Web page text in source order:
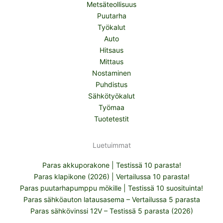
Metsäteollisuus
Puutarha
Työkalut
Auto
Hitsaus
Mittaus
Nostaminen
Puhdistus
Sähkötyökalut
Työmaa
Tuotetestit
Luetuimmat
Paras akkuporakone | Testissä 10 parasta!
Paras klapikone (2026) | Vertailussa 10 parasta!
Paras puutarhapumppu mökille | Testissä 10 suosituinta!
Paras sähköauton latausasema – Vertailussa 5 parasta
Paras sähkövinssi 12V – Testissä 5 parasta (2026)